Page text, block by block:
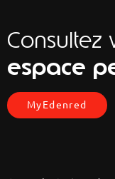
Consultez
espace
MyEdenred